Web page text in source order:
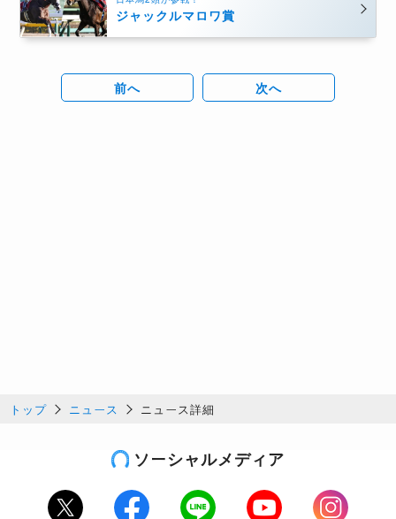
ジャックルマロワ賞
前へ 次へ
トップ ニュース ニュース詳細
ソーシャルメディア